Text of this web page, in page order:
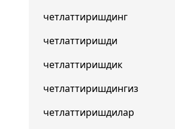
четлаттиришдинг
четлаттиришди
четлаттиришдик
четлаттиришдингиз
четлаттиришдилар